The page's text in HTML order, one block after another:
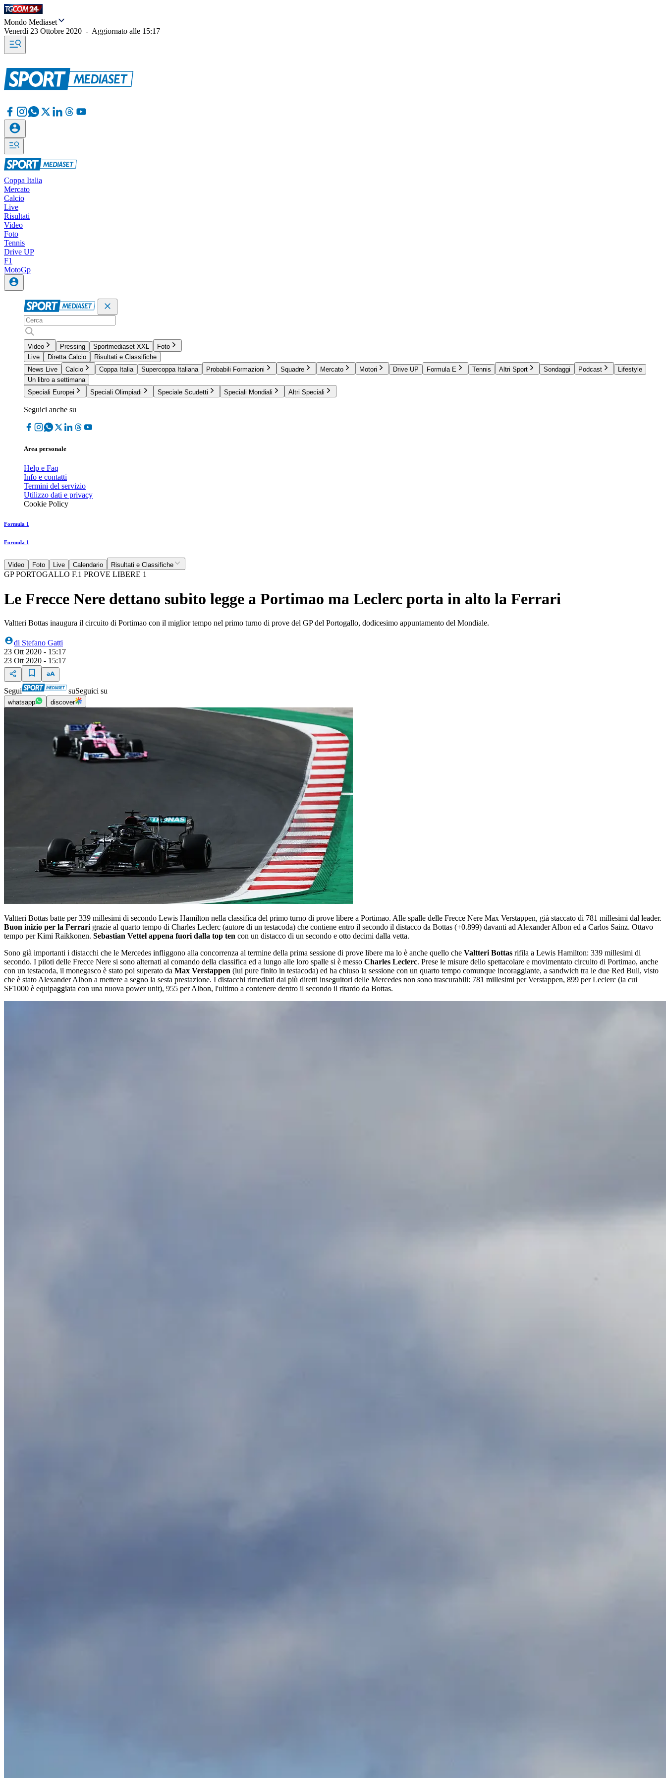
Mondo Mediaset
Venerdì 23 Ottobre 2020 - Aggiornato alle 15:17
Coppa Italia
Mercato
Calcio
Live
Risultati
Video
Foto
Tennis
Drive UP
F1
MotoGp
Video Pressing Sportmediaset XXL
Foto
Live
Diretta Calcio
Risultati e Classifiche
News Live
Calcio Coppa Italia Supercoppa Italiana Probabili Formazioni Squadre Mercato Motori Drive UP Formula E Tennis Altri Sport Sondaggi Podcast
Lifestyle
Un libro a settimana
Speciali Europei
Speciali Olimpiadi Speciale Scudetti Speciali Mondiali Altri Speciali
Seguici anche su
Area personale
Help e Faq
Info e contatti
Termini del servizio
Utilizzo dati e privacy
Cookie Policy
Formula 1
Formula 1
Video Foto Live Calendario Risultati e Classifiche
GP PORTOGALLO F.1 PROVE LIBERE 1
Le Frecce Nere dettano subito legge a Portimao ma Leclerc porta in alto la Ferrari
Valtteri Bottas inaugura il circuito di Portimao con il miglior tempo nel primo turno di prove del GP del Portogallo, dodicesimo appuntamento del Mondiale.
di Stefano Gatti
23 Ott 2020 - 15:17
23 Ott 2020 - 15:17
Segui suSeguici su
whatsapp discover
Valtteri Bottas batte per 339 millesimi di secondo Lewis Hamilton nella classifica del primo turno di prove libere a Portimao. Alle spalle delle Frecce Nere Max Verstappen, già staccato di 781 millesimi dal leader.
Buon inizio per la Ferrari grazie al quarto tempo di Charles Leclerc (autore di un testacoda) che contiene entro il secondo il distacco da Bottas (+0.899) davanti ad Alexander Albon ed a Carlos Sainz. Ottavo
tempo per Kimi Raikkonen. Sebastian Vettel appena fuori dalla top ten con un distacco di un secondo e otto decimi dalla vetta.
Sono già importanti i distacchi che le Mercedes infliggono alla concorrenza al termine della prima sessione di prove libere ma lo è anche quello che Valtteri Bottas rifila a Lewis Hamilton: 339 millesimi di
secondo. I piloti delle Frecce Nere si sono alternati al comando della classifica ed a lungo alle loro spalle si è messo Charles Leclerc. Prese le misure dello spettacolare e movimentato circuito di Portimao, anche
con un testacoda, il monegasco è stato poi superato da Max Verstappen (lui pure finito in testacoda) ed ha chiuso la sessione con un quarto tempo comunque incoraggiante, a sandwich tra le due Red Bull, visto
che è stato Alexander Albon a mettere a segno la sesta prestazione. I distacchi rimediati dai più diretti inseguitori delle Mercedes non sono trascurabili: 781 millesimi per Verstappen, 899 per Leclerc (la cui
SF1000 è equipaggiata con una nuova power unit), 955 per Albon, l'ultimo a contenere dentro il secondo il ritardo da Bottas.